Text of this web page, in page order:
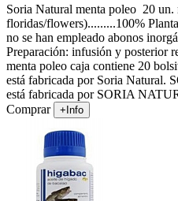
Soria Natural menta poleo 20
floridas/flowers).........100%
no se han empleado abonos
Preparación: infusión y posterior
menta poleo caja contiene 20
está fabricada por Soria
está fabricada por SORIA
Comprar
+Info